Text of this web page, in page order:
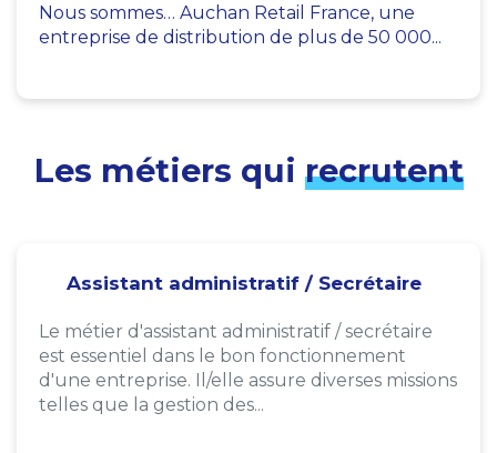
Nous sommes… Auchan Retail France, une
entreprise de distribution de plus de 50 000...
Les métiers qui recrutent
Assistant administratif / Secrétaire
Le métier d'assistant administratif / secrétaire
est essentiel dans le bon fonctionnement
d'une entreprise. Il/elle assure diverses missions
telles que la gestion des...